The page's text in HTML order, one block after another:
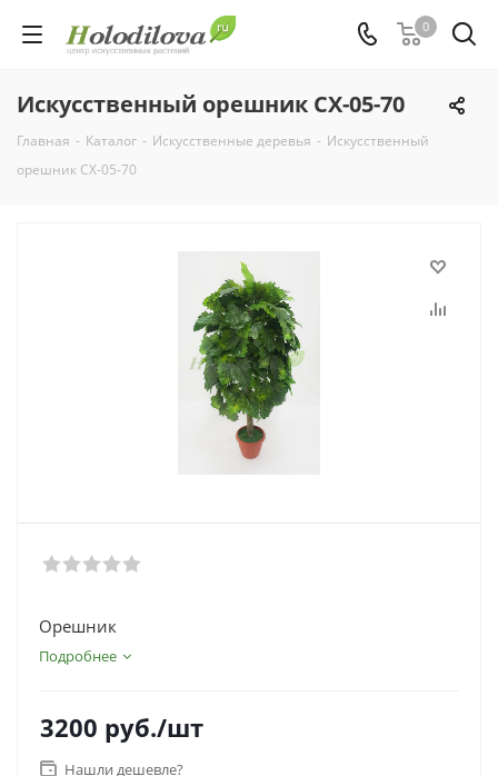
0
Искусственный орешник СХ-05-70
Главная - Каталог - Искусственные деревья - Искусственный
орешник СХ-05-70
Орешник
Подробнее
3200 руб./шт
Нашли дешевле?